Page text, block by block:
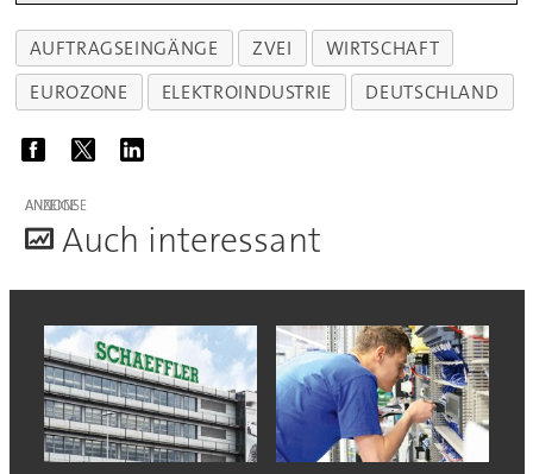
AUFTRAGSEINGÄNGE ZVEI
WIRTSCHAFT
EUROZONE
ELEKTROINDUSTRIE DEUTSCHLAND
ANZEIGE
Auch interessant